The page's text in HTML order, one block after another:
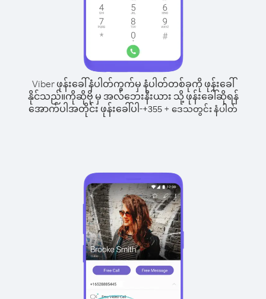
Viber ဖုန်းခေါ်နံပါတ်ကွက်မှ နံပါတ်တစ်ခုကို ဖုန်းခေါ်
နိုင်သည်။ကိုဆိုဗို မှ အလ်ဘေးနီးယား သို့ ဖုန်းခေါ်ဆိုရန်
အောက်ပါအတိုင်း ဖုန်းခေါ်ပါ-+355 + ဒေသတွင်း နံပါတ်